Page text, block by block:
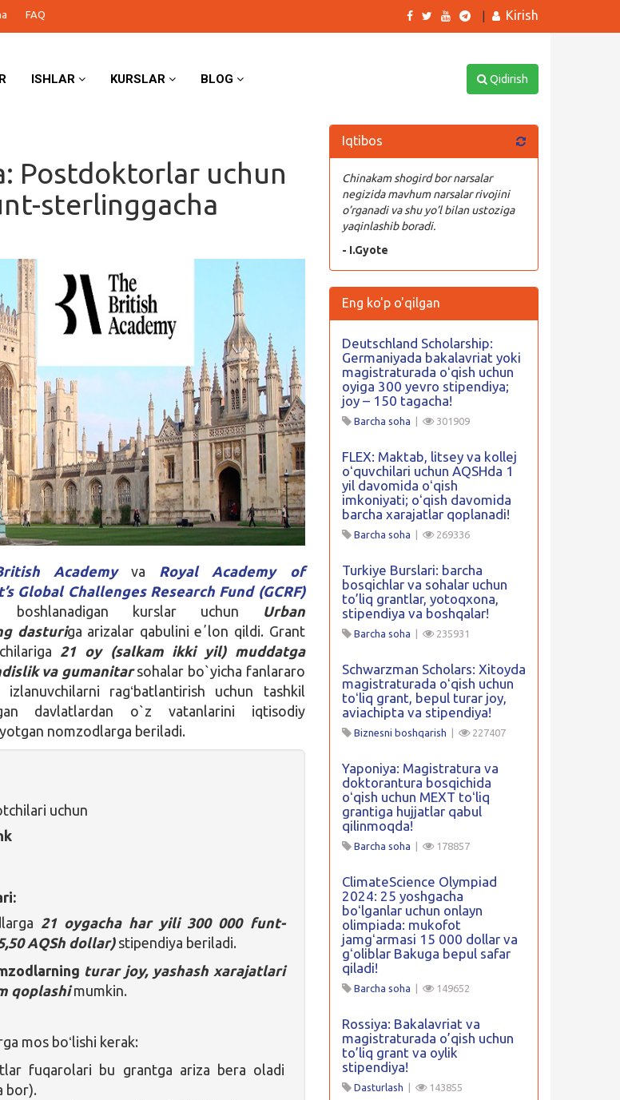
FAQ Kirish
ISHLAR KURSLAR BLOG Qidirish
Postdoktorlar uchun
sterlinggacha
Academyva Royal Academy of
Global Challenges Research Fund (GCRF)
boshlanadigan kurslar uchun
Urban
dasturiga arizalar qabulini eʼlon qildi. Grant
21 oy (salkam ikki yil)
muddatga
va gumanitarsohalar bo`yicha fanlararo
ragʻbatlantirish uchun tashkil
davlatlardan o`z vatanlarini iqtisodiy
nomzodlarga beriladi.
uchun
21 oygacha har yili 300 000 funt-
AQSh dollar)stipendiya beriladi.
turar joy, yashash xarajatlari
qoplashimumkin.
mos boʻlishi kerak:
fuqarolari bu grantga ariza bera oladi
bor).
Iqtibos
Chinakam shogird bor narsalar
negizida mavhum narsalar rivojini
o’rganadi va shu yo’l bilan ustoziga
yaqinlashib boradi.
- I.Gyote
Eng ko'p o'qilgan
Deutschland Scholarship:
Germaniyada bakalavriat yoki
magistraturada oʻqish uchun
oyiga 300 yevro stipendiya;
joy – 150 tagacha!
Barcha soha 301909
FLEX: Maktab, litsey va kollej
oʻquvchilari uchun AQSHda 1
yil davomida oʻqish
imkoniyati; oʻqish davomida
barcha xarajatlar qoplanadi!
Barcha soha 269336
Turkiye Burslari: barcha
bosqichlar va sohalar uchun
to’liq grantlar, yotoqxona,
stipendiya va boshqalar!
Barcha soha 235931
Schwarzman Scholars: Xitoyda
magistraturada oʻqish uchun
toʻliq grant, bepul turar joy,
aviachipta va stipendiya!
Biznesni boshqarish 227407
Yaponiya: Magistratura va
doktorantura bosqichida
oʻqish uchun MEXT toʻliq
grantiga hujjatlar qabul
qilinmoqda!
Barcha soha 178857
ClimateScience Olympiad
2024: 25 yoshgacha
boʻlganlar uchun onlayn
olimpiada: mukofot
jamgʻarmasi 15 000 dollar va
gʻoliblar Bakuga bepul safar
qiladi!
Barcha soha 149652
Rossiya: Bakalavriat va
magistraturada o’qish uchun
to’liq grant va oylik
stipendiya!
Dasturlash 143855